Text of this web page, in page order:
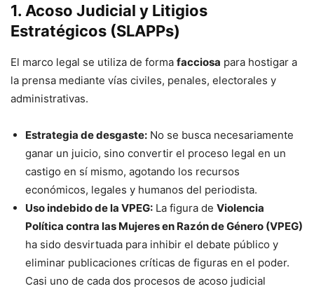
1. Acoso Judicial y Litigios
Estratégicos (SLAPPs)
El marco legal se utiliza de forma facciosa para hostigar a
la prensa mediante vías civiles, penales, electorales y
administrativas.
Estrategia de desgaste: No se busca necesariamente
ganar un juicio, sino convertir el proceso legal en un
castigo en sí mismo, agotando los recursos
económicos, legales y humanos del periodista.
Uso indebido de la VPEG: La figura de Violencia
Política contra las Mujeres en Razón de Género (VPEG)
ha sido desvirtuada para inhibir el debate público y
eliminar publicaciones críticas de figuras en el poder.
Casi uno de cada dos procesos de acoso judicial